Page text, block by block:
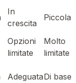
In
crescita
Piccola
Opzioni
limitate
Molto
limitate
AdeguataDi base